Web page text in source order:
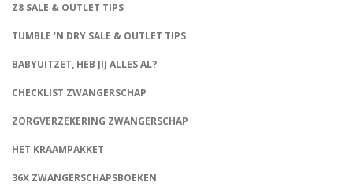
Z8 SALE & OUTLET TIPS
TUMBLE ‘N DRY SALE & OUTLET TIPS
BABYUITZET, HEB JIJ ALLES AL?
CHECKLIST ZWANGERSCHAP
ZORGVERZEKERING ZWANGERSCHAP
HET KRAAMPAKKET
36X ZWANGERSCHAPSBOEKEN